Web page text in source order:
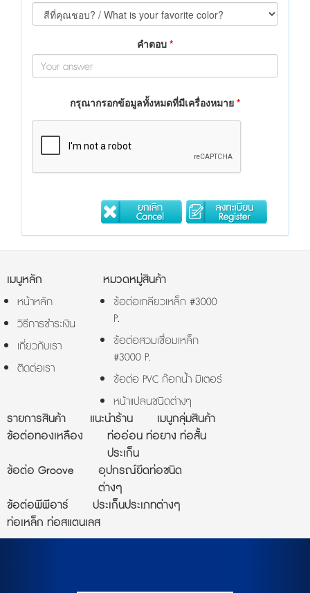
คำตอบ *
กรุณากรอกข้อมูลทั้งหมดที่มีเครื่องหมาย *
เมนูหลัก
หน้าหลัก
วิธีการชำระเงิน
เกี่ยวกับเรา
ติดต่อเรา
หมวดหมู่สินค้า
ข้อต่อเกลียวเหล็ก #3000
P.
ข้อต่อสวมเชื่อมเหล็ก
#3000 P.
ข้อต่อ PVC ก๊อกน้ำ มิเตอร์
หน้าแปลนชนิดต่างๆ
รายการสินค้า แนะนำร้าน
เมนูกลุ่มสินค้า
ข้อต่อทองเหลือง
ท่ออ่อน ท่อยาง ท่อสั้น
ประเก็น
ข้อต่อ Groove
อุปกรณ์ยึดท่อชนิด
ต่างๆ
ข้อต่อพีพีอาร์
ประเก็นประเภทต่างๆ
ท่อเหล็ก ท่อสแตนเลส